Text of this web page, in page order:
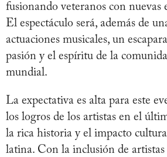
fusionando veteranos con nuevas
El espectáculo será, además de
actuaciones musicales, un
pasión y el espíritu de la
mundial.
La expectativa es alta para este
los logros de los artistas en el
la rica historia y el impacto
latina. Con la inclusión de artistas